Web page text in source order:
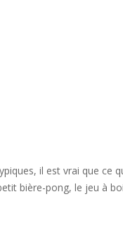
il est vrai que ce
bière-pong, le jeu à